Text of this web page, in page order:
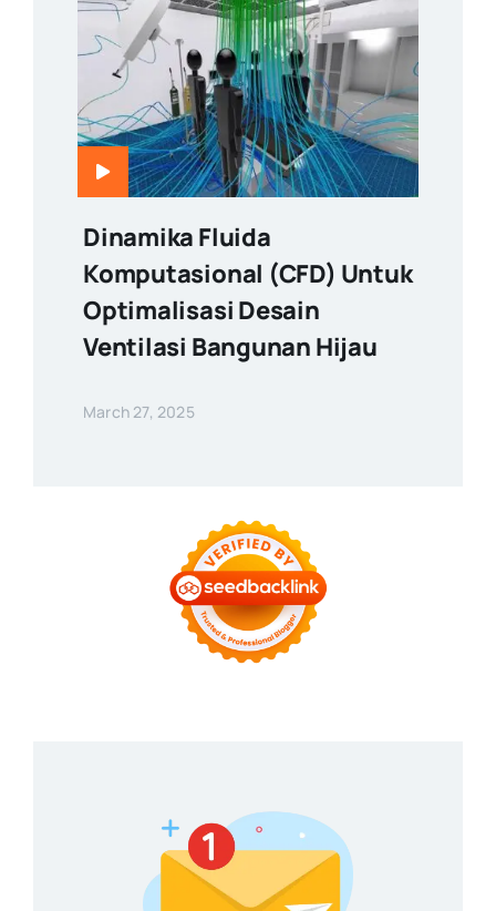
Dinamika Fluida
Komputasional (CFD) Untuk
Optimalisasi Desain
Ventilasi Bangunan Hijau
March 27, 2025